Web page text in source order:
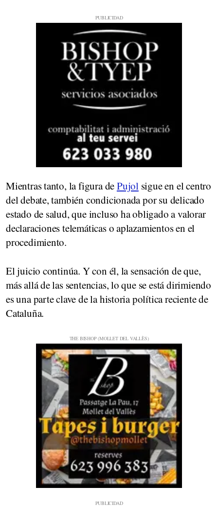
Mientras tanto, la figura dePujolsigue en el centro
del debate, también condicionada por su delicado
estado de salud, que incluso ha obligado a valorar
declaraciones telemáticas o aplazamientos en el
procedimiento.
El juicio continúa. Y con él, la sensación de que,
más allá de las sentencias, lo que se está dirimiendo
es una parte clave de la historia política reciente de
Cataluña.